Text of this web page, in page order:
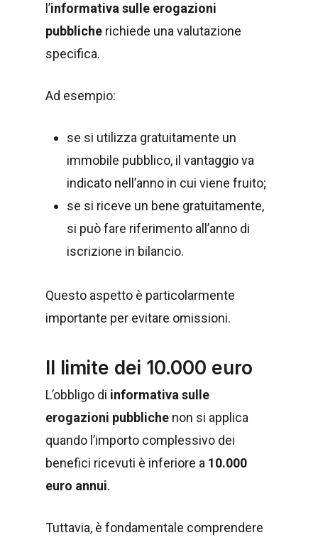
l’informativa sulle erogazioni
pubbliche richiede una valutazione
specifica.
Ad esempio:
se si utilizza gratuitamente un
immobile pubblico, il vantaggio va
indicato nell’anno in cui viene fruito;
se si riceve un bene gratuitamente,
si può fare riferimento all’anno di
iscrizione in bilancio.
Questo aspetto è particolarmente
importante per evitare omissioni.
Il limite dei 10.000 euro
L’obbligo di informativa sulle
erogazioni pubbliche non si applica
quando l’importo complessivo dei
benefici ricevuti è inferiore a 10.000
euro annui.
Tuttavia, è fondamentale comprendere